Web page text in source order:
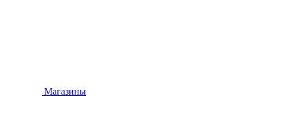
Магазины